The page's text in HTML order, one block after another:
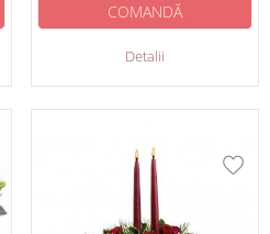
Detalii
COMANDĂ